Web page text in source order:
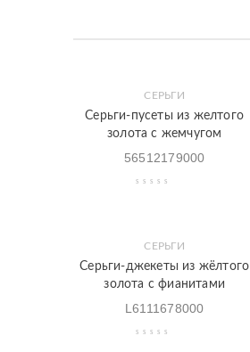
просмотр
СЕРЬГИ
Серьги-пусеты из желтого
золота с жемчугом
56512179000
просмотр
СЕРЬГИ
Серьги-джекеты из жёлтого
золота с фианитами
L6111678000